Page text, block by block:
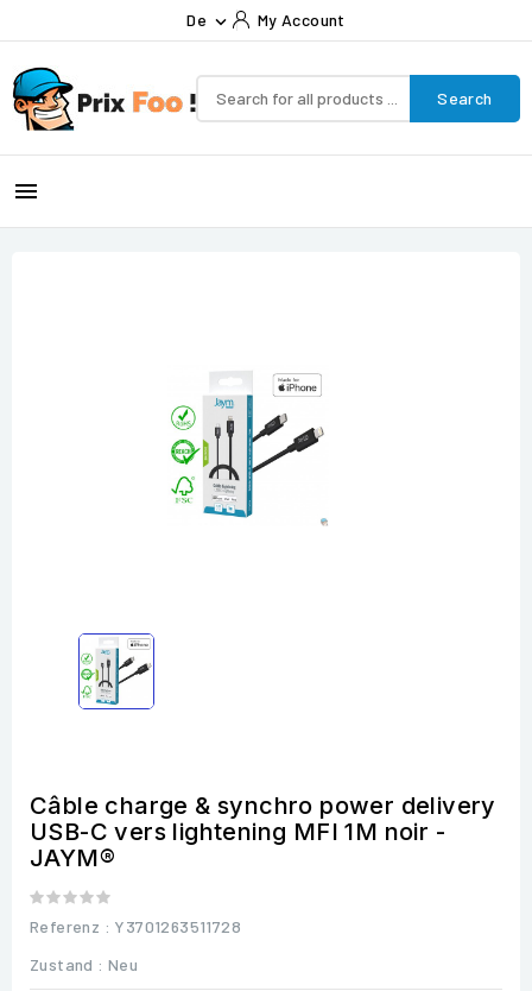
De  My Account
Search

Câble charge & synchro power delivery
USB-C vers lightening MFI 1M noir -
JAYM®
Referenz : Y3701263511728
Zustand : Neu